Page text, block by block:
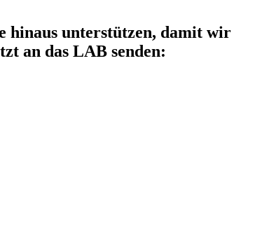
hinaus unterstützen, damit wir
an das LAB senden: